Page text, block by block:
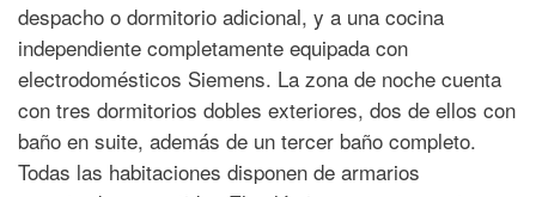
despacho o dormitorio adicional, y a una cocina
independiente completamente equipada con
electrodomésticos Siemens. La zona de noche cuenta
con tres dormitorios dobles exteriores, dos de ellos con
baño en suite, además de un tercer baño completo.
Todas las habitaciones disponen de armarios